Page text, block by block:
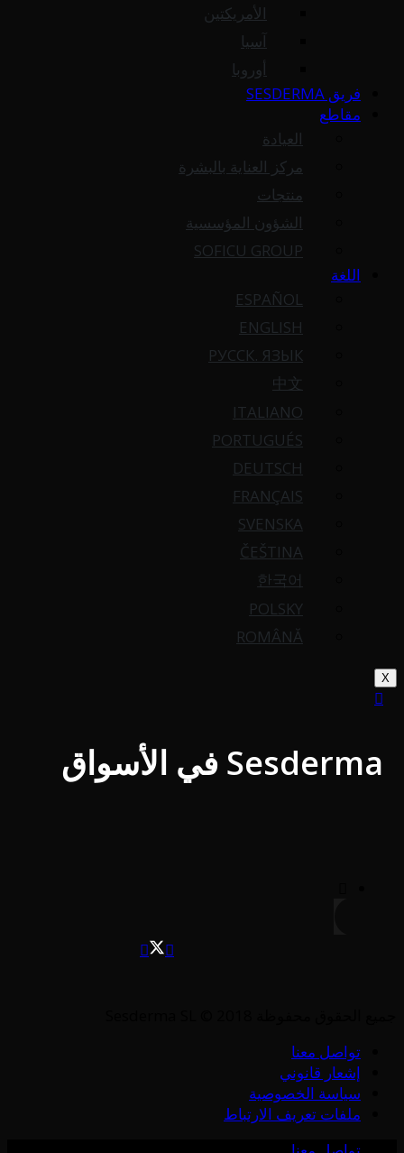
الأمريكتين
آسيا
أوروبا
فريق SESDERMA
مقاطع
العيادة
مركز العناية بالبشرة
منتجات
الشؤون المؤسسية
SOFICU GROUP
اللغة
ESPAÑOL
ENGLISH
РУССК. ЯЗЫК
中文
ITALIANO
PORTUGUÉS
DEUTSCH
FRANÇAIS
SVENSKA
ČEŠTINA
한국어
POLSKY
ROMÂNĂ
X
Sesderma في الأسواق
تواصل معنا
إشعار قانوني
سياسة الخصوصية
ملفات تعريف الارتباط